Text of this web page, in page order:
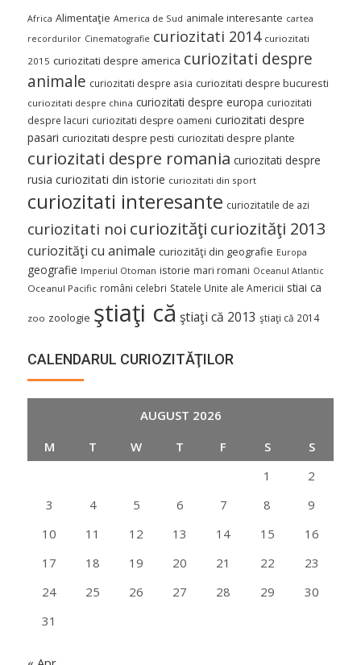
Africa Alimentaţie America de Sud animale interesante cartea
recordurilor Cinematografie curiozitati 2014 curiozitati
2015 curiozitati despre america curiozitati despre
animale curiozitati despre asia curiozitati despre bucuresti
curiozitati despre china curiozitati despre europa curiozitati
despre lacuri curiozitati despre oameni curiozitati despre
pasari curiozitati despre pesti curiozitati despre plante
curiozitati despre romania curiozitati despre
rusia curiozitati din istorie curiozitati din sport
curiozitati interesante curiozitatile de azi
curiozitati noi curiozităţi curiozităţi 2013
curiozităţi cu animale curiozităţi din geografie Europa
geografie Imperiul Otoman istorie mari romani Oceanul Atlantic
Oceanul Pacific români celebri Statele Unite ale Americii stiai ca
zoo zoologie ştiaţi că ştiaţi că 2013 ştiaţi că 2014
CALENDARUL CURIOZITĂŢILOR
AUGUST 2026
M
T W T F S
S
1
2
3
4 5 6 7 8
9
10
11 12 13 14 15
16
17
18 19 20 21 22
23
24
25 26 27 28 29
30
31